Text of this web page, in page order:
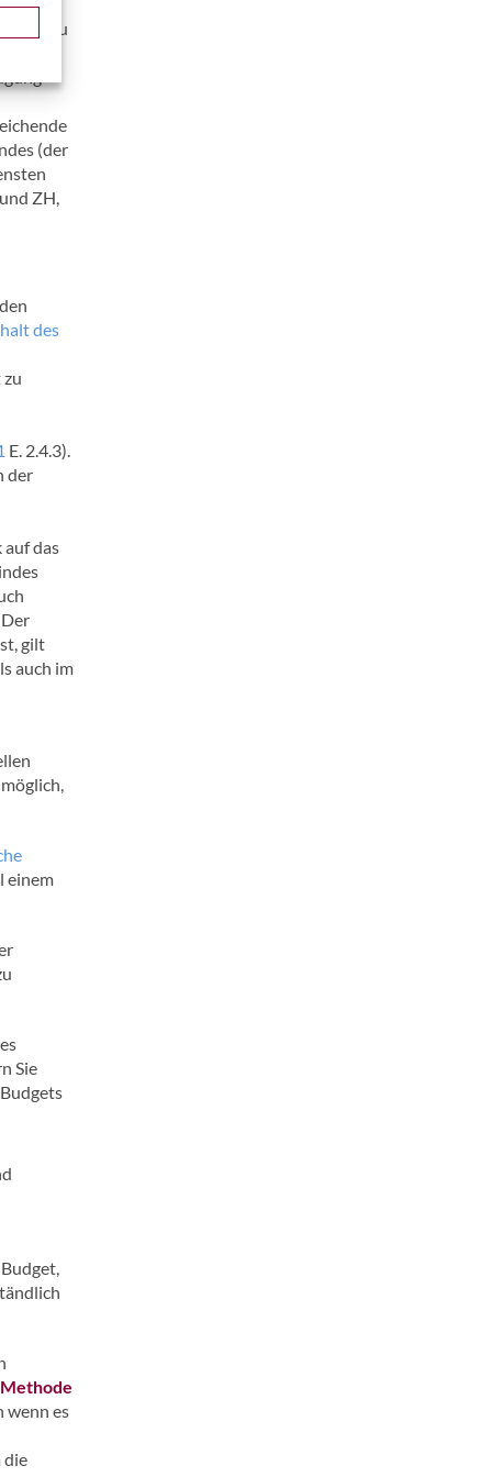
zu
(der
ZH,
des
E. 2.4.3).
der
das
gilt
auch im
einem
Sie
wenn es
die